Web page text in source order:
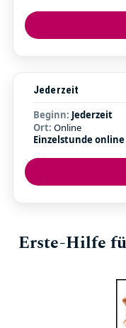
Jederzeit
Beginn: Jederzeit
Ort: Online
Einzelstunde
Erste-Hilfe